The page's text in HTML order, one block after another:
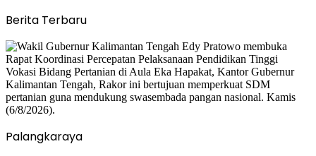
Berita Terbaru
Palangkaraya